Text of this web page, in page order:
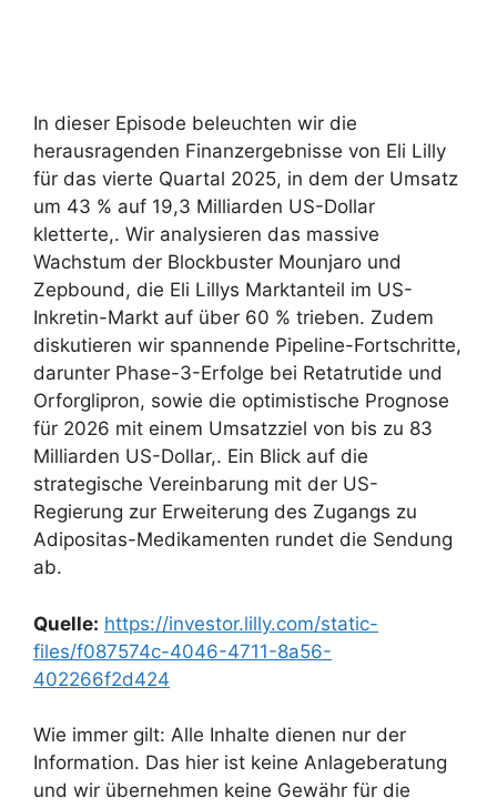
In dieser Episode beleuchten wir die
herausragenden Finanzergebnisse von Eli Lilly
für das vierte Quartal 2025, in dem der Umsatz
um 43 % auf 19,3 Milliarden US-Dollar
kletterte,. Wir analysieren das massive
Wachstum der Blockbuster Mounjaro und
Zepbound, die Eli Lillys Marktanteil im US-
Inkretin-Markt auf über 60 % trieben. Zudem
diskutieren wir spannende Pipeline-Fortschritte,
darunter Phase-3-Erfolge bei Retatrutide und
Orforglipron, sowie die optimistische Prognose
für 2026 mit einem Umsatzziel von bis zu 83
Milliarden US-Dollar,. Ein Blick auf die
strategische Vereinbarung mit der US-
Regierung zur Erweiterung des Zugangs zu
Adipositas-Medikamenten rundet die Sendung
ab.
Quelle: https://investor.lilly.com/static-
files/f087574c-4046-4711-8a56-
402266f2d424
Wie immer gilt: Alle Inhalte dienen nur der
Information. Das hier ist keine Anlageberatung
und wir übernehmen keine Gewähr für die